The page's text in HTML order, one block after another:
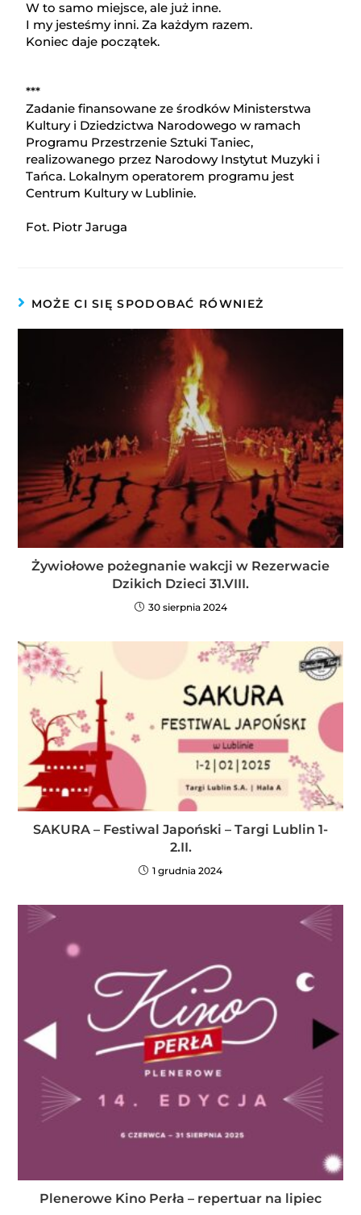
W to samo miejsce, ale już inne.
I my jesteśmy inni. Za każdym razem.
Koniec daje początek.
***
Zadanie finansowane ze środków Ministerstwa
Kultury i Dziedzictwa Narodowego w ramach
Programu Przestrzenie Sztuki Taniec,
realizowanego przez Narodowy Instytut Muzyki i
Tańca. Lokalnym operatorem programu jest
Centrum Kultury w Lublinie.
Fot. Piotr Jaruga
MOŻE CI SIĘ SPODOBAĆ RÓWNIEŻ
Żywiołowe pożegnanie wakcji w Rezerwacie
Dzikich Dzieci 31.VIII.
30 sierpnia 2024
SAKURA – Festiwal Japoński – Targi Lublin 1-
2.II.
1 grudnia 2024
Plenerowe Kino Perła – repertuar na lipiec